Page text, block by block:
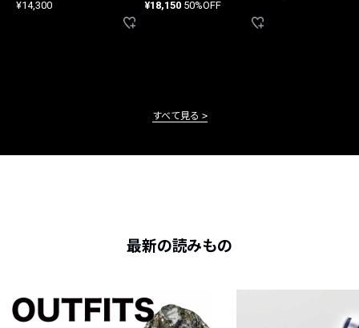
¥14,300 ¥18,150 50%OFF
すべて見る
最新の読みもの